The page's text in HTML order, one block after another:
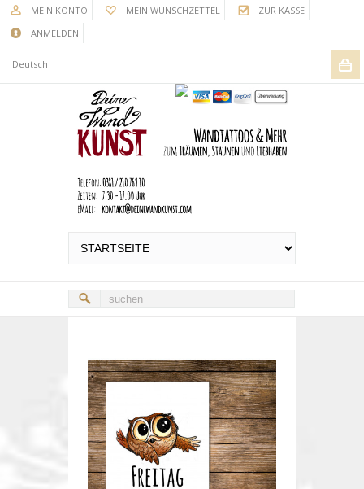
MEIN KONTO MEIN WUNSCHZETTEL
ZUR KASSE
ANMELDEN
Deutsch